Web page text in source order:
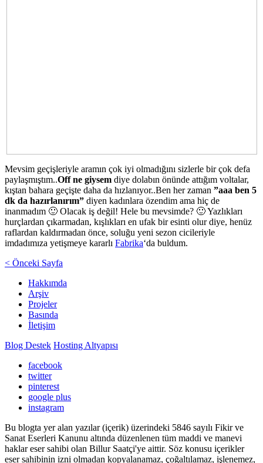
Mevsim geçişleriyle aramın çok iyi olmadığını sizlerle bir çok defa
paylaşmıştım..Off ne giysem diye dolabın önünde attığım voltalar,
kıştan bahara geçişte daha da hızlanıyor..Ben her zaman ”aaa ben 5
dk da hazırlanırım” diyen kadınlara özendim ama hiç de
inanmadım 🙂 Olacak iş değil! Hele bu mevsimde? 🙂 Yazlıkları
hurçlardan çıkarmadan, kışlıkları en ufak bir esinti olur diye, henüz
raflardan kaldırmadan önce, soluğu yeni sezon cicileriyle
imdadımıza yetişmeye kararlı Fabrika‘da buldum.
< Önceki Sayfa
Hakkımda
Arşiv
Projeler
Basında
İletişim
Blog Destek Hosting Altyapısı
facebook
twitter
pinterest
google plus
instagram
Bu blogta yer alan yazılar (içerik) üzerindeki 5846 sayılı Fikir ve
Sanat Eserleri Kanunu altında düzenlenen tüm maddi ve manevi
haklar eser sahibi olan Billur Saatçi'ye aittir. Söz konusu içerikler
eser sahibinin izni olmadan kopyalanamaz, çoğaltılamaz, işlenemez,